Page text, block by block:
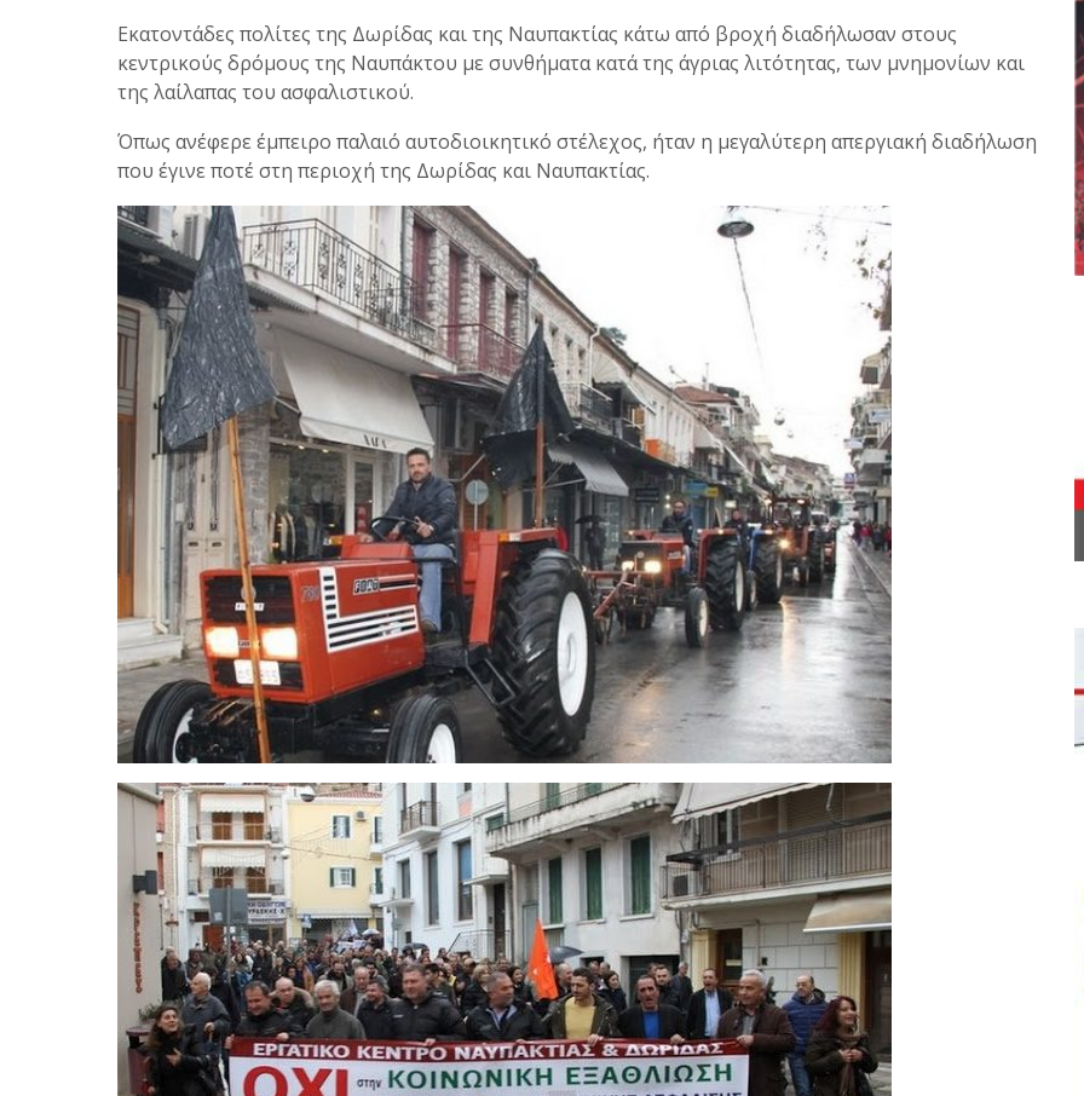
Εκατοντάδες πολίτες της Δωρίδας και της Ναυπακτίας κάτω από βροχή διαδήλωσαν στους
κεντρικούς δρόμους της Ναυπάκτου με συνθήματα κατά της άγριας λιτότητας, των μνημονίων και
της λαίλαπας του ασφαλιστικού.
Όπως ανέφερε έμπειρο παλαιό αυτοδιοικητικό στέλεχος, ήταν η μεγαλύτερη απεργιακή διαδήλωση
που έγινε ποτέ στη περιοχή της Δωρίδας και Ναυπακτίας.